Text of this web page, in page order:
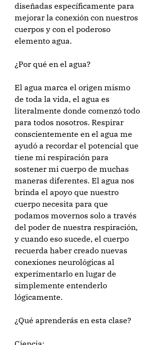
diseñadas específicamente para
mejorar la conexión con nuestros
cuerpos y con el poderoso
elemento agua.
¿Por qué en el agua?
El agua marca el origen mismo
de toda la vida, el agua es
literalmente donde comenzó todo
para todos nosotros. Respirar
conscientemente en el agua me
ayudó a recordar el potencial que
tiene mi respiración para
sostener mi cuerpo de muchas
maneras diferentes. El agua nos
brinda el apoyo que nuestro
cuerpo necesita para que
podamos movernos solo a través
del poder de nuestra respiración,
y cuando eso sucede, el cuerpo
recuerda haber creado nuevas
conexiones neurológicas al
experimentarlo en lugar de
simplemente entenderlo
lógicamente.
¿Qué aprenderás en esta clase?